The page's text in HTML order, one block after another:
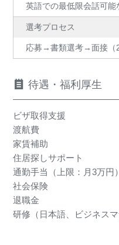
英語での最低限会話可能
選考プロセス
応募→書類選考→面接（
待遇・福利厚生
ビザ取得支援
渡航費
家賃補助
住居探しサポート
通勤手当（上限：月3万円）
社会保険
退職金
研修（日本語、ビジネス